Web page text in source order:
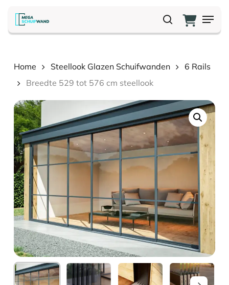
main
search
Menu
Home Steellook Glazen Schuifwanden
6 Rails
Breedte 529 tot 576 cm steellook